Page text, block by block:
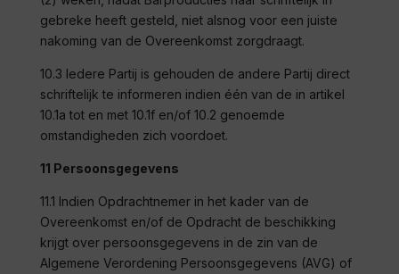
gebreke heeft gesteld, niet alsnog voor een juiste
nakoming van de Overeenkomst zorgdraagt.
10.3 Iedere Partij is gehouden de andere Partij direct
schriftelijk te informeren indien één van de in artikel
10.1a tot en met 10.1f en/of 10.2 genoemde
omstandigheden zich voordoet.
11 Persoonsgegevens
11.1 Indien Opdrachtnemer in het kader van de
Overeenkomst en/of de Opdracht de beschikking
krijgt over persoonsgegevens in de zin van de
Algemene Verordening Persoonsgegevens (AVG) of